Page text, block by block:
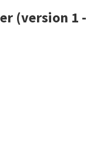
(version 1 -